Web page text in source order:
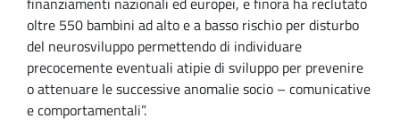
oltre 550 bambini ad alto e a basso rischio per disturbo
del neurosviluppo permettendo di individuare
precocemente eventuali atipie di sviluppo per prevenire
o attenuare le successive anomalie socio – comunicative
e comportamentali”.